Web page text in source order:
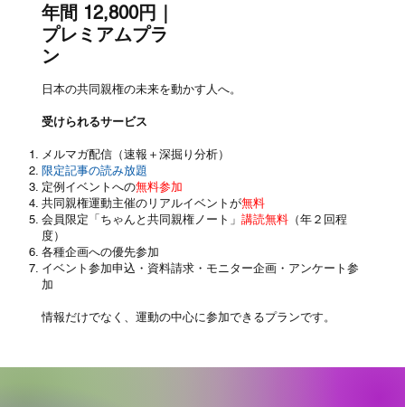
年間 12,800円｜
プレミアムプラ
ン
日本の共同親権の未来を動かす人へ。
受けられるサービス
メルマガ配信（速報＋深掘り分析）
限定記事の読み放題
定例イベントへの無料参加
共同親権運動主催のリアルイベントが無料
会員限定「ちゃんと共同親権ノート」 講読無料（年２回程
度）
各種企画への優先参加
イベント参加申込・資料請求・モニター企画・アンケート参
加
情報だけでなく、運動の中心に参加できるプランです。